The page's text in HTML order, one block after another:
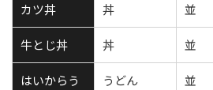
カツ丼 丼 並
牛とじ丼 丼 並
はいからう
うどん 並